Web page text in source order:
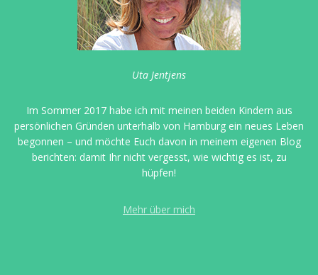
Uta Jentjens
Im Sommer 2017 habe ich mit meinen beiden Kindern aus
persönlichen Gründen unterhalb von Hamburg ein neues Leben
begonnen – und möchte Euch davon in meinem eigenen Blog
berichten: damit Ihr nicht vergesst, wie wichtig es ist, zu
hüpfen!
Mehr über mich